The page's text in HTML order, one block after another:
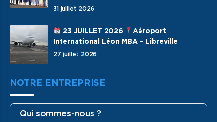
31 juillet 2026
23 JUILLET 2026
Aéroport
International Léon MBA – Libreville
27 juillet 2026
NOTRE ENTREPRISE
Qui sommes-nous ?